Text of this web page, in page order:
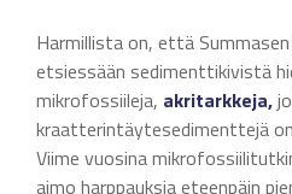
Harmillista on, että
etsiessään sedimenttikivistä
mikrofossiileja, akritarkkeja,
kraatterintäytesedimenttejä
Viime vuosina
aimo harppauksia eteenpäin